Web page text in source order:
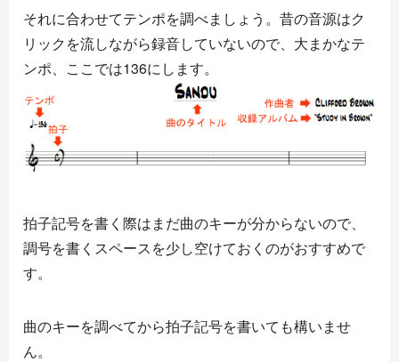
それに合わせてテンポを調べましょう。昔の音源はク
リックを流しながら録音していないので、大まかなテ
ンポ、ここでは136にします。
拍子記号を書く際はまだ曲のキーが分からないので、
調号を書くスペースを少し空けておくのがおすすめで
す。
曲のキーを調べてから拍子記号を書いても構いませ
ん。